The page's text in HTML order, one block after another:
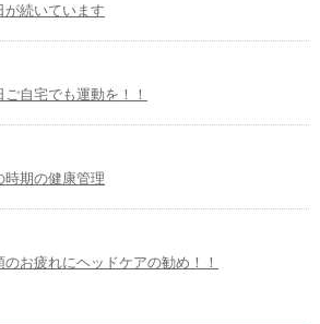
が続いています
ご自宅でも運動を！！
時期の健康管理
のお疲れにヘッドケアの勧め！！